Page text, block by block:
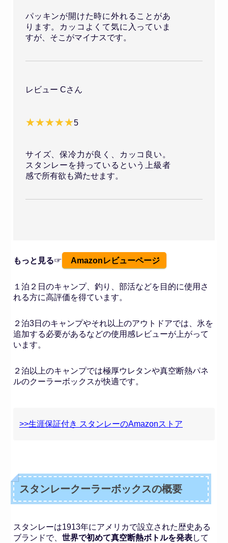
パッキンが開けた時に外れることがあ
ります。カッコよくて気に入っていま
すが、そこがマイナスです。
レビュー Cさん
5
サイズ、保冷力が良く、カッコ良い。
スタンレーを持っているという上級者
感で所有欲も満たせます。
もっと見る☞ Amazonレビューページ
１泊２日のキャンプ、釣り、部活などを目的に使用さ
れる方に高評価を得ています。
２泊3日のキャンプやそれ以上のアウトドアでは、氷を
追加する必要があるなどの使用感レビューが上がって
います。
２泊以上のキャンプでは極厚ウレタンや真空断熱パネ
ルのクーラーボックスが快適です。
>>生涯保証付き スタンレーのAmazonストア
スタンレークーラーボックスの概要
スタンレーは1913年にアメリカで設立された歴史ある
ブランドで、 世界で初めて真空断熱ボトルを発表して